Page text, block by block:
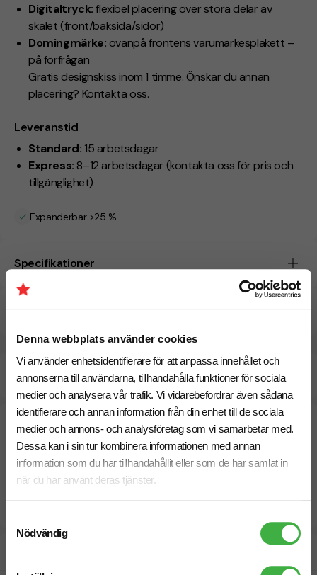
Denna webbplats använder cookies
Vi använder enhetsidentifierare för att anpassa innehållet och
annonserna till användarna, tillhandahålla funktioner för sociala
medier och analysera vår trafik. Vi vidarebefordrar även sådana
identifierare och annan information från din enhet till de sociala
medier och annons- och analysföretag som vi samarbetar med.
Dessa kan i sin tur kombinera informationen med annan
information som du har tillhandahållit eller som de har samlat in
när du har använt deras tjänster.
Nödvändig
Digitaltryck:flexibel placering över stora delar av
skalet (front/baksida/sidor)
Domingmärke: ovanpå frontens varumärkesplakett –
på förfrågan
Gratis designskiss inom 1 timme. Önskar du annan
placering? Kontakta oss.
Leveranstid
Standard: 15 arbetsdagar
Express: 8–12 arbetsdagar (kontakta oss för pris och
tillgänglighet)
Expanderbar >25 %
Specifikationer
Pristabell
28 Augusti Beräknad leveranstid:
Snabbare leverans? Kontakta oss.